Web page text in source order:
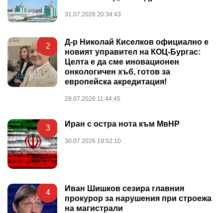
31.07.2026 20:34:43
2
Д-р Николай Киселков официално е
новият управител на КОЦ-Бургас:
Целта е да сме иновационен
онкологичен хъб, готов за
европейска акредитация!
28.07.2026 11:44:45
3 Иран с остра нота към МвНР
30.07.2026 19:52:10
4
Иван Шишков сезира главния
прокурор за нарушения при строежа
на магистрали